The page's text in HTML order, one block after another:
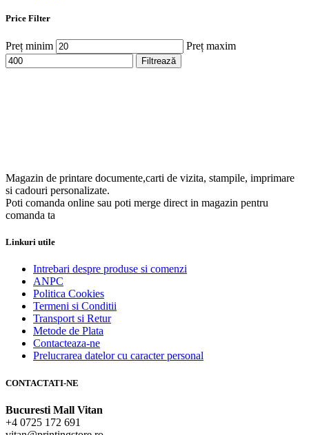
Price Filter
Preț minim Preț maxim
Filtrează
Magazin de printare documente,carti de vizita, stampile, imprimare
si cadouri personalizate.
Poti comanda online sau poti merge direct in magazin pentru
comanda ta
Linkuri utile
Intrebari despre produse si comenzi
ANPC
Politica Cookies
Termeni si Conditii
Transport si Retur
Metode de Plata
Contacteaza-ne
Prelucrarea datelor cu caracter personal
CONTACTATI-NE
Bucuresti Mall Vitan
+4 0725 172 691